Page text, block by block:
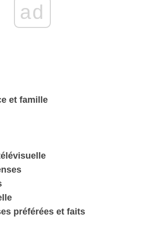
ad
et famille
préférées et faits